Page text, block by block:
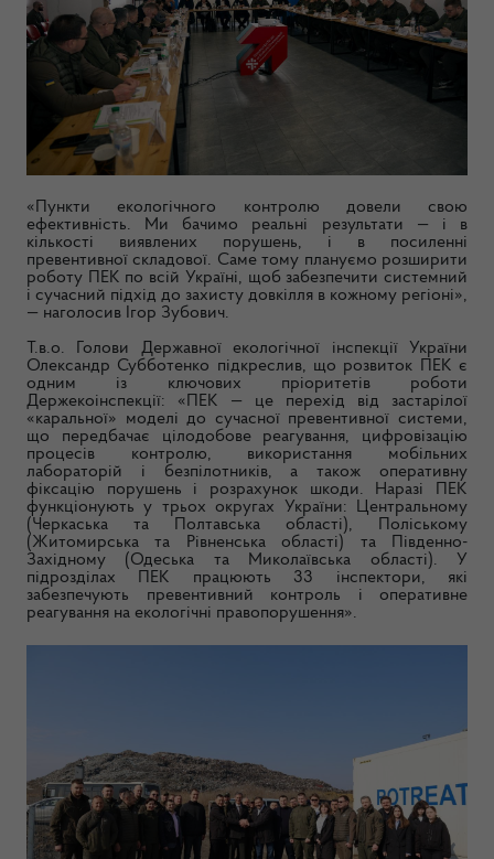
«Пункти екологічного контролю довели свою
ефективність. Ми бачимо реальні результати — і в
кількості виявлених порушень, і в посиленні
превентивної складової. Саме тому плануємо розширити
роботу ПЕК по всій Україні, щоб забезпечити системний
і сучасний підхід до захисту довкілля в кожному регіоні»,
— наголосив Ігор Зубович.
Т.в.о. Голови Державної екологічної інспекції України
Олександр Субботенко підкреслив, що розвиток ПЕК є
одним із ключових пріоритетів роботи
Держекоінспекції: «ПЕК — це перехід від застарілої
«каральної» моделі до сучасної превентивної системи,
що передбачає цілодобове реагування, цифровізацію
процесів контролю, використання мобільних
лабораторій і безпілотників, а також оперативну
фіксацію порушень і розрахунок шкоди. Наразі ПЕК
функціонують у трьох округах України: Центральному
(Черкаська та Полтавська області), Поліському
(Житомирська та Рівненська області) та Південно-
Західному (Одеська та Миколаївська області). У
підрозділах ПЕК працюють 33 інспектори, які
забезпечують превентивний контроль і оперативне
реагування на екологічні правопорушення».